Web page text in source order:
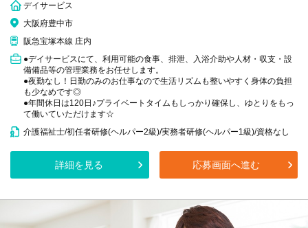
デイサービス
大阪府豊中市
阪急宝塚本線 庄内
●デイサービスにて、利用可能の食事、排泄、入浴介助や人材・収支・設
備備品等の管理業務をお任せします。
●夜勤なし！日勤のみのお仕事なので生活リズムも整いやすく身体の負担
も少なめです◎
●年間休日は120日♪プライベートタイムもしっかり確保し、ゆとりをもっ
て働いていただけます☆
介護福祉士/初任者研修(ヘルパー2級)/実務者研修(ヘルパー1級)/資格なし
詳細を見る 応募画面へ進む